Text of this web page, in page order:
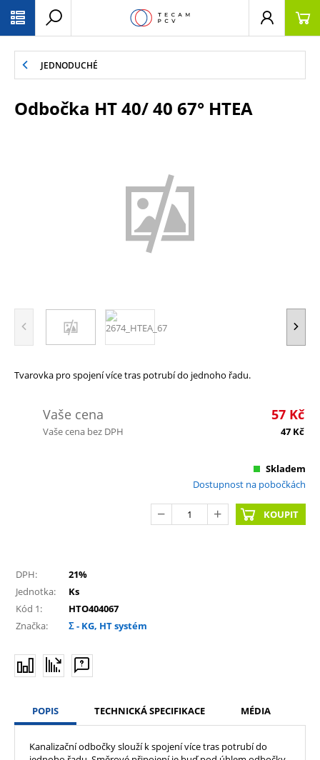
JEDNODUCHÉ
Odbočka HT 40/ 40 67° HTEA
Tvarovka pro spojení více tras potrubí do jednoho řadu.
Vaše cena 57 Kč
Vaše cena bez DPH 47 Kč
Skladem
Dostupnost na pobočkách
KOUPIT
DPH:
21%
Jednotka:
Ks
Kód 1:
HTO404067
Značka:
Σ - KG, HT systém
POPIS TECHNICKÁ SPECIFIKACE MÉDIA
Kanalizační odbočky slouží k spojení více tras potrubí do